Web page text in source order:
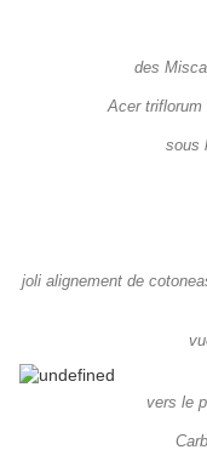
des
Acer triflorum
sous
joli alignement de
vers le